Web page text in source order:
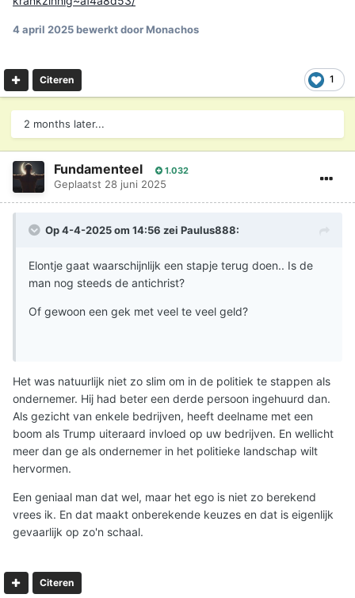
4 april 2025bewerkt door Monachos
1
Citeren
2 months later...
Fundamenteel 1.032
Geplaatst 28 juni 2025
Op 4-4-2025 om 14:56 zei Paulus888:
Elontje gaat waarschijnlijk een stapje terug doen.. Is de
man nog steeds de antichrist?
Of gewoon een gek met veel te veel geld?
Het was natuurlijk niet zo slim om in de politiek te stappen als
ondernemer. Hij had beter een derde persoon ingehuurd dan.
Als gezicht van enkele bedrijven, heeft deelname met een
boom als Trump uiteraard invloed op uw bedrijven. En wellicht
meer dan ge als ondernemer in het politieke landschap wilt
hervormen.
Een geniaal man dat wel, maar het ego is niet zo berekend
vrees ik. En dat maakt onberekende keuzes en dat is eigenlijk
gevaarlijk op zo'n schaal.
Citeren